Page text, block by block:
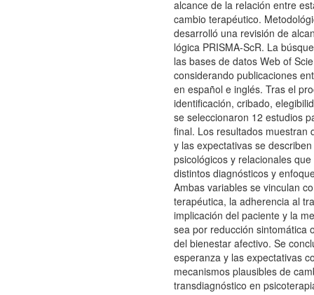
alcance de la relación entre
cambio terapéutico.
desarrolló una revisión de
lógica PRISMA-ScR. La
las bases de datos Web of
considerando publicaciones
en español e inglés. Tras el
identificación, cribado,
se seleccionaron 12 estudios
final. Los resultados muestran
y las expectativas se
psicológicos y relacionales
distintos diagnósticos y
Ambas variables se vinculan
terapéutica, la adherencia al
implicación del paciente y la
sea por reducción sintomática
del bienestar afectivo. Se
esperanza y las expectativas
mecanismos plausibles de
transdiagnóstico en